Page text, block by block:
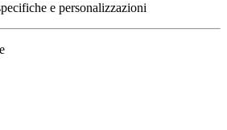
e personalizzazioni